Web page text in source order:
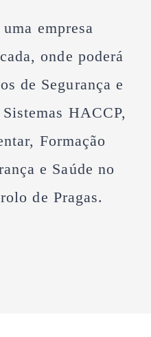
uma empresa
onde poderá
de Segurança e
HACCP,
Formação
e Saúde no
de Pragas.